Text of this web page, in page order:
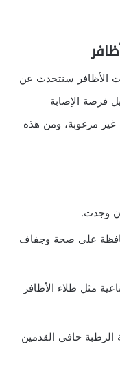
الأظافر سنتحدث عن
فرصة الإصابة
مرغوبة، ومن هذه
وجدت.
على صحة وجفاف
مثل طلاء الأظافر
الرطبة حافي القدمين